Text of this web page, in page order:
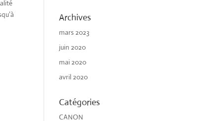
Archives
mars 2023
juin 2020
mai 2020
avril 2020
Catégories
CANON